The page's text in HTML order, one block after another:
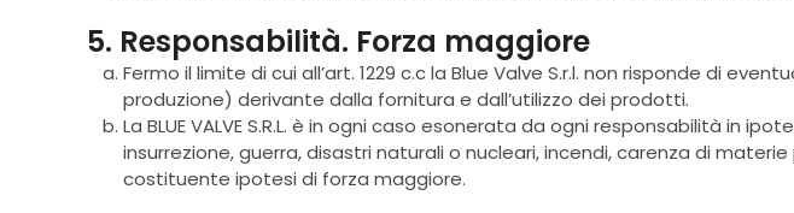
5. Responsabilità. Forza maggiore
Fermo il limite di cui all’art. 1229 c.c la Blue Valve S.r.l. non risponde di
produzione) derivante dalla fornitura e dall’utilizzo dei prodotti.
La BLUE VALVE S.R.L. è in ogni caso esonerata da ogni responsabilità in
insurrezione, guerra, disastri naturali o nucleari, incendi, carenza di
costituente ipotesi di forza maggiore.